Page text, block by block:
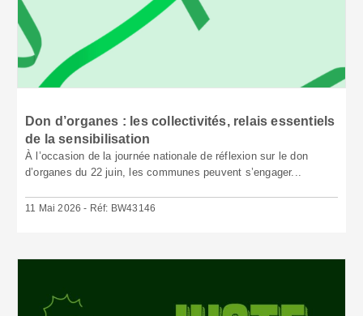
Don d’organes : les collectivités, relais essentiels
de la sensibilisation
À l’occasion de la journée nationale de réflexion sur le don
d’organes du 22 juin, les communes peuvent s’engager...
11 Mai 2026 - Réf: BW43146